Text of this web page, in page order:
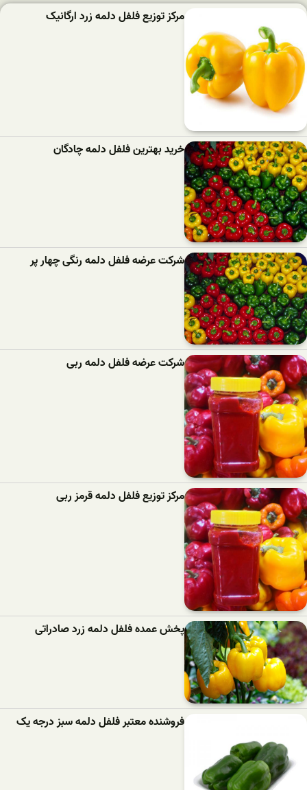
مرکز توزیع فلفل دلمه زرد ارگانیک
خرید بهترین فلفل دلمه‌ چادگان
شرکت عرضه فلفل دلمه رنگی چهار پر
شرکت عرضه فلفل دلمه ربی
مرکز توزیع فلفل دلمه قرمز ربی
پخش عمده فلفل دلمه زرد صادراتی
فروشنده معتبر فلفل دلمه سبز درجه یک